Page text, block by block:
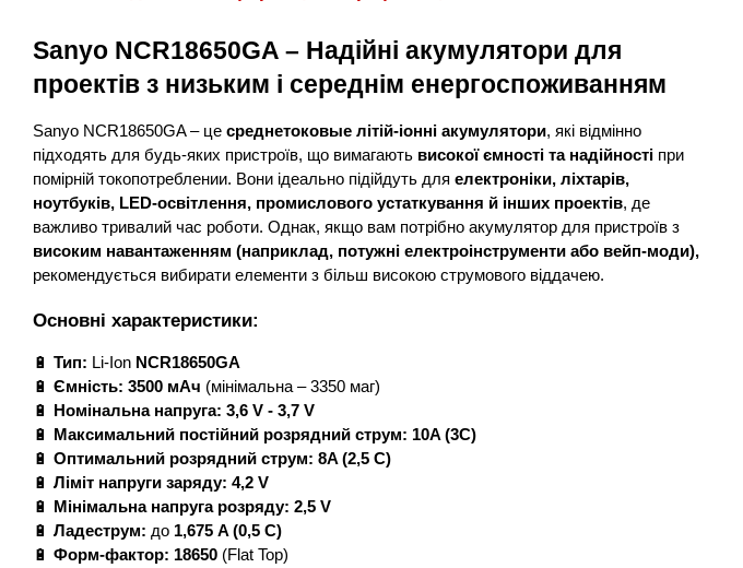
Sanyo NCR18650GA – Надійні акумулятори для
проектів з низьким і середнім енергоспоживанням
Sanyo NCR18650GA – це среднетоковые літій-іонні акумулятори, які відмінно
підходять для будь-яких пристроїв, що вимагають високої ємності та надійності при
помірній токопотреблении. Вони ідеально підійдуть для електроніки, ліхтарів,
ноутбуків, LED-освітлення, промислового устаткування й інших проектів, де
важливо тривалий час роботи. Однак, якщо вам потрібно акумулятор для пристроїв з
високим навантаженням (наприклад, потужні електроінструменти або вейп-моди),
рекомендується вибирати елементи з більш високою струмового віддачею.
Основні характеристики:
🔋 Тип: Li-Ion NCR18650GA
🔋 Ємність: 3500 мАч (мінімальна – 3350 маг)
🔋
Номінальна напруга: 3,6 V - 3,7 V
🔋
Максимальний постійний розрядний струм: 10A (3C)
🔋 Оптимальний розрядний струм: 8A (2,5 C)
🔋 Ліміт напруги заряду: 4,2 V
🔋
Мінімальна напруга розряду: 2,5 V
🔋 Ладеструм: до 1,675 A (0,5 C)
🔋 Форм-фактор: 18650 (Flat Top)